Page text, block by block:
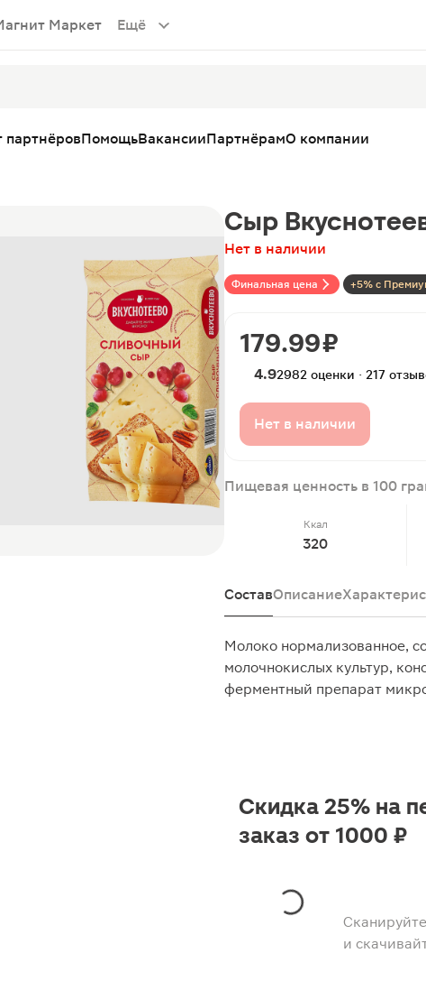
Маркет Ещё
партнёровПомощьВакансииПартнёрамО компании
Финальная цена +5% с
Сыр
Нет в наличии
179.99 ₽
4.92982 оценки · 217
Нет в наличии
Пищевая ценность в 100
Ккал
320
СоставОписание
Молоко нормализованное,
молочнокислых культур,
ферментный препарат
и
Скидка 25% на
заказ от 1000 ₽